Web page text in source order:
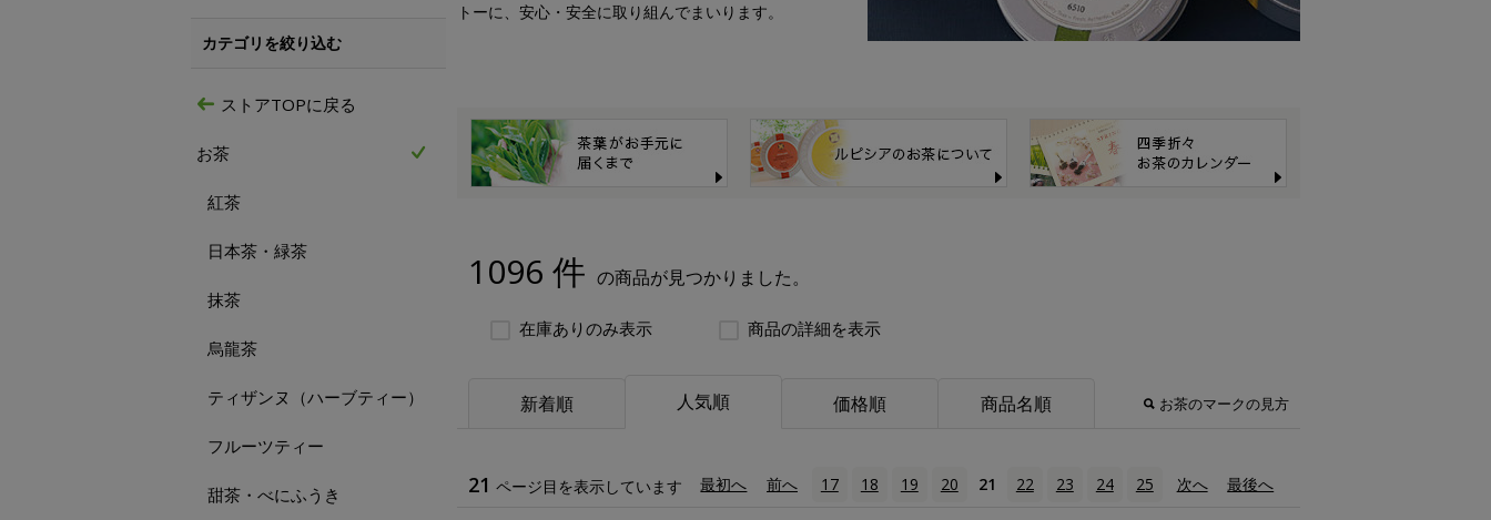
トーに、安心・安全に取り組んでまいります。
1096 件 の商品が見つかりました。
在庫ありのみ表示 商品の詳細を表示
新着順 人気順 価格順 商品名順 お茶のマークの見方
21 ページ目を表示しています 最初へ 前へ 17 18 19 20 21 22 23 24 25 次へ 最後へ
カテゴリを絞り込む
ストアTOPに戻る
お茶
紅茶
日本茶・緑茶
抹茶
烏龍茶
ティザンヌ（ハーブティー）
フルーツティー
甜茶・べにふうき